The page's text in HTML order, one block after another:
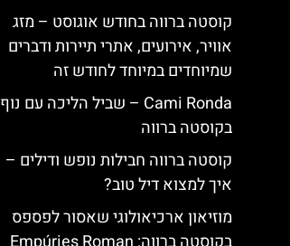
קוסטה ברווה בחודש אוגוסט – מזג
אוויר, אירועים, אתרי תיירות ודברים
שמיוחדים במיוחד לחודש זה
‪‪Cami Ronda‬‬ – שביל הליכה עם נוף
בקוסטה ברווה
קוסטה ברווה חבילות נופש ודילים –
איך למצוא דיל טוב?
מוזיאון ארכיאולוגי שאסור לפספס